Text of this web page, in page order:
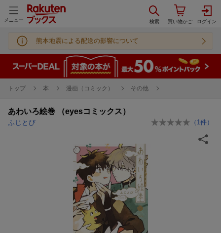
メニュー
熊本地震による配送の影響について
トップ 本 漫画（コミック） その他
あわいろ絵巻 （eyesコミックス）
ふじとび （ 1 件）